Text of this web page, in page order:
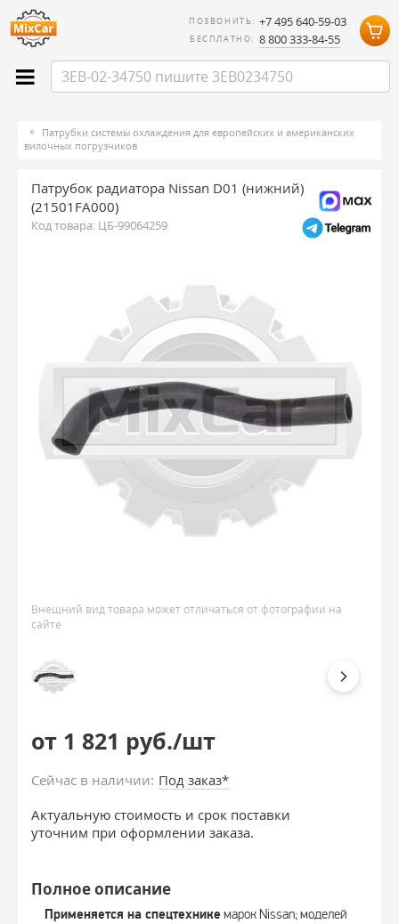
ПОЗВОНИТЬ: +7 495 640-59-03
БЕСПЛАТНО: 8 800 333-84-55
Патрубки системы охлаждения для европейских и американских
вилочных погрузчиков
Патрубок радиатора Nissan D01 (нижний)
(21501FA000)
Код товара: ЦБ-99064259
Внешний вид товара может отличаться от фотографии на
сайте
от 1 821 руб./шт
Сейчас в наличии: Под заказ*
Актуальную стоимость и срок поставки
уточним при оформлении заказа.
Полное описание
Применяется на спецтехнике марок Nissan; моделей